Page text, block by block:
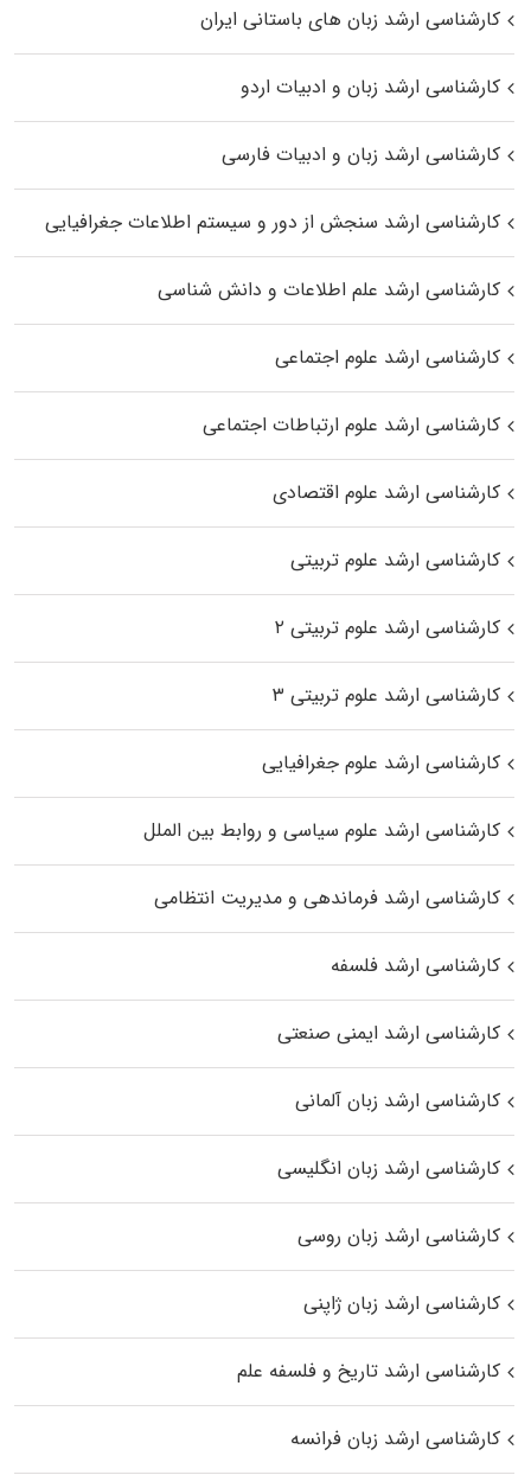
کارشناسی ارشد زبان‌ های باستانی ایران
کارشناسی ارشد زبان و ادبیات اردو
کارشناسی ارشد زبان و ادبیات فارسی
کارشناسی ارشد سنجش از دور و سیستم اطلاعات جغرافیایی
کارشناسی ارشد علم اطلاعات و دانش شناسی
کارشناسی ارشد علوم اجتماعی
کارشناسی ارشد علوم ارتباطات اجتماعی
کارشناسی ارشد علوم اقتصادی
کارشناسی ارشد علوم تربیتی
کارشناسی ارشد علوم تربیتی ۲
کارشناسی ارشد علوم تربیتی ۳
کارشناسی ارشد علوم جغرافیایی
کارشناسی ارشد علوم سیاسی و روابط بین الملل
کارشناسی ارشد فرماندهی و مدیریت انتظامی
کارشناسی ارشد فلسفه
کارشناسی ارشد ایمنی صنعتی
کارشناسی ارشد زبان آلمانی
کارشناسی ارشد زبان انگلیسی
کارشناسی ارشد زبان روسی
کارشناسی ارشد زبان ژاپنی
کارشناسی ارشد تاریخ و فلسفه علم
کارشناسی ارشد زبان فرانسه